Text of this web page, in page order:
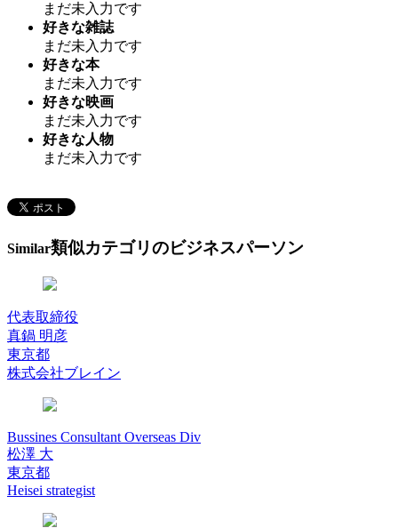
まだ未入力です
好きな雑誌
まだ未入力です
好きな本
まだ未入力です
好きな映画
まだ未入力です
好きな人物
まだ未入力です
Similar類似カテゴリのビジネスパーソン
代表取締役
真鍋 明彦
東京都
株式会社ブレイン
Bussines Consultant Overseas Div
松澤 大
東京都
Heisei strategist